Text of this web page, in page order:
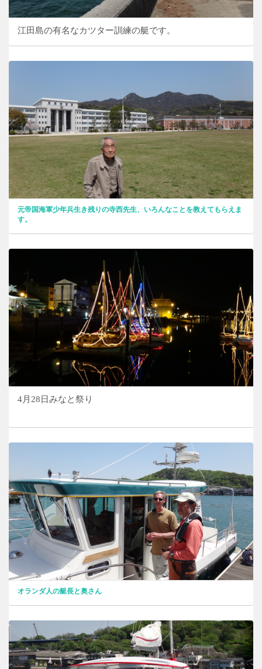
江田島の有名なカツター訓練の艇です。
元帝国海軍少年兵生き残りの寺西先生、いろんなことを教えてもらえま
す。
4月28日みなと祭り
オランダ人の艇長と奥さん